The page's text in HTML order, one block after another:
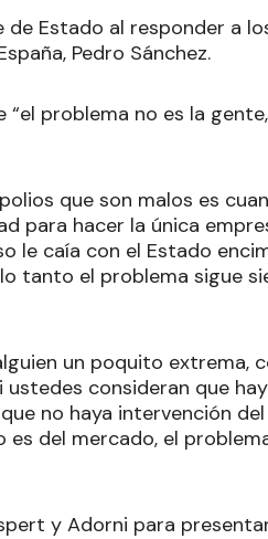
de Estado al responder a
Pedro Sánchez.
problema no es la
que son malos es
para hacer la única
le caía con el Estado
tanto el problema sigue
un poquito extrema,
consideran que
no haya intervención
del mercado, el
y Adorni para